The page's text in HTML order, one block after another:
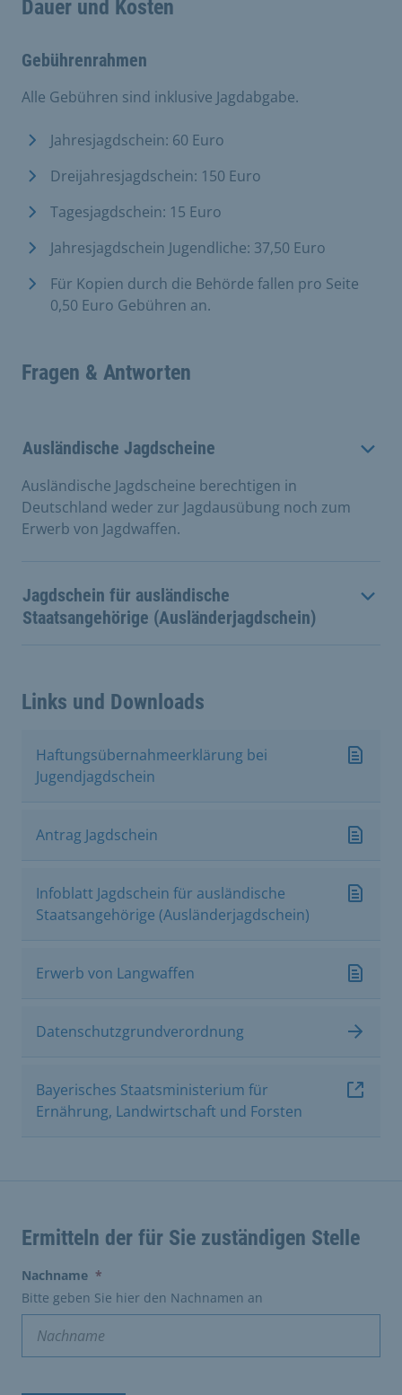
Dauer und Kosten
Gebührenrahmen
Alle Gebühren sind inklusive Jagdabgabe.
Jahresjagdschein: 60 Euro
Dreijahresjagdschein: 150 Euro
Tagesjagdschein: 15 Euro
Jahresjagdschein Jugendliche: 37,50 Euro
Für Kopien durch die Behörde fallen pro Seite
0,50 Euro Gebühren an.
Fragen & Antworten
Ausländische Jagdscheine
Ausländische Jagdscheine berechtigen in
Deutschland weder zur Jagdausübung noch zum
Erwerb von Jagdwaffen.
Jagdschein für ausländische
Staatsangehörige (Ausländerjagdschein)
Links und Downloads
Haftungsübernahmeerklärung bei
Jugendjagdschein
Antrag Jagdschein
Infoblatt Jagdschein für ausländische
Staatsangehörige (Ausländerjagdschein)
Erwerb von Langwaffen
Datenschutzgrundverordnung
Bayerisches Staatsministerium für
Ernährung, Landwirtschaft und Forsten
Ermitteln der für Sie zuständigen Stelle
Nachname *
Bitte geben Sie hier den Nachnamen an